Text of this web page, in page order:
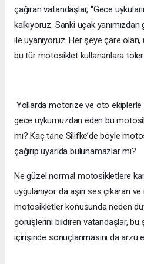
çağıran vatandaşlar, “Gece
kalkıyoruz. Sanki uçak
ile uyanıyoruz. Her şeye çare
bu tür motosiklet kullananlara
Yollarda motorize ve oto
gece uykumuzdan eden bu
mı? Kaç tane Silifke’de böyle
çağırıp uyarıda bulunamazlar mı?
Ne güzel normal motosikletlere
uygulanıyor da aşırı ses çıkaran
motosikletler konusunda neden
görüşlerini bildiren vatandaşlar, bu
içirişinde sonuçlanmasını da arzu